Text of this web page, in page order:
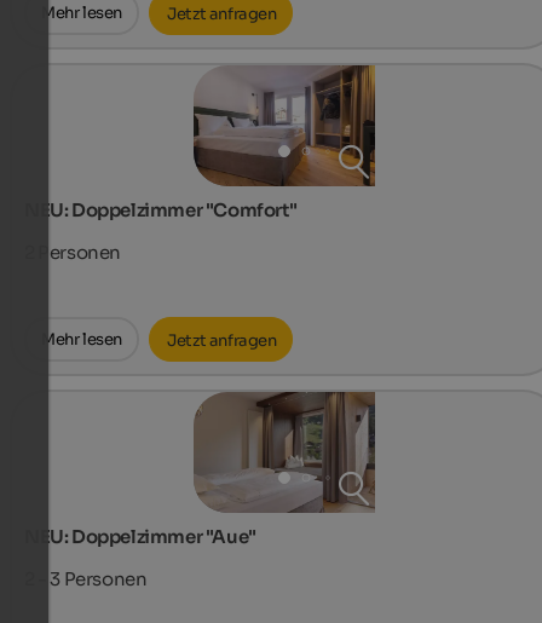
Mehr lesen Jetzt anfragen
NEU: Doppelzimmer "Comfort"
Personen
Mehr lesen Jetzt anfragen
NEU: Doppelzimmer "Aue"
2 - 3 Personen